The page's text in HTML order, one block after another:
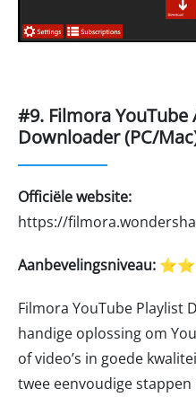
#9. Filmora
Downloader (PC/
Officiële website:
https://
Aanbevelingsniveau:
Filmora YouTube Playlist
handige oplossing om
of video’s in goede
twee eenvoudige